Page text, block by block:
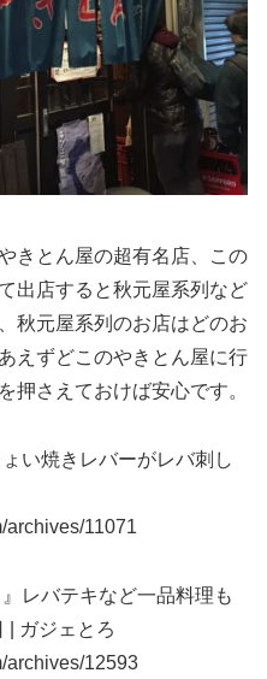
きとん屋の超有名店、この
出店すると秋元屋系列など
秋元屋系列のお店はどのお
えずどこのやきとん屋に行
押さえておけば安心です。
い焼きレバーがレバ刺し
archives/11071
レバテキなど一品料理も
| ガジェとろ
archives/12593